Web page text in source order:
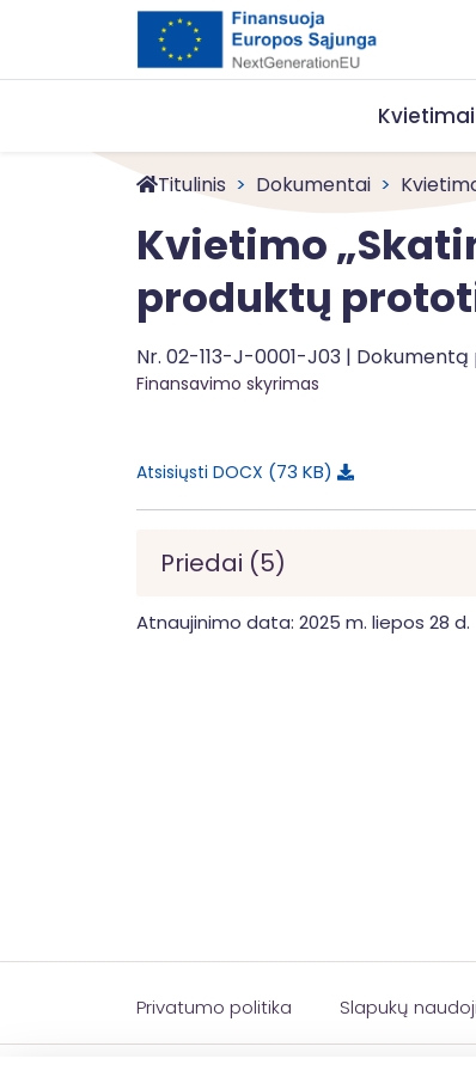
Kvietimai
Titulinis Dokumentai
Kvietimo
produktų
Nr. 02-113-J-0001-J03 | Dokumentą
Finansavimo skyrimas
Atsisiųsti DOCX 73 KB
Priedai (5)
Atnaujinimo data: 2025 m. liepos 28 d.
Privatumo politika Slapukų